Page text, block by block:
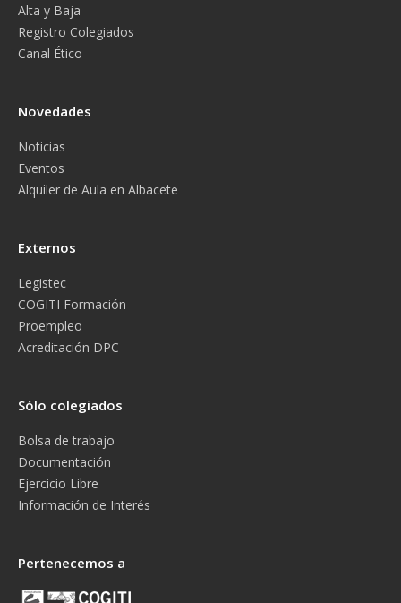
Alta y Baja
Registro Colegiados
Canal Ético
Novedades
Noticias
Eventos
Alquiler de Aula en Albacete
Externos
Legistec
COGITI Formación
Proempleo
Acreditación DPC
Sólo colegiados
Bolsa de trabajo
Documentación
Ejercicio Libre
Información de Interés
Pertenecemos a